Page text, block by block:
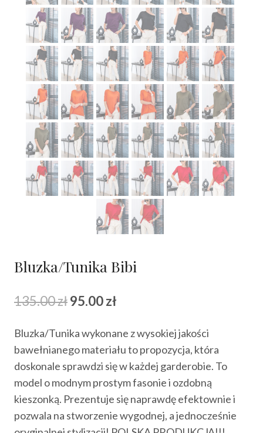
Bluzka/Tunika Bibi
135.00złPierwotna
wynosiła:
135.00 zł.
95.00zł
wynosi:
95.00 zł.
Bluzka/Tunika wykonane z wysokiej jakości
bawełnianego materiału to propozycja, która
doskonale sprawdzi się w każdej garderobie. To
model o modnym prostym fasonie i ozdobną
kieszonką. Prezentuje się naprawdę efektownie i
pozwala na stworzenie wygodnej, a jednocześnie